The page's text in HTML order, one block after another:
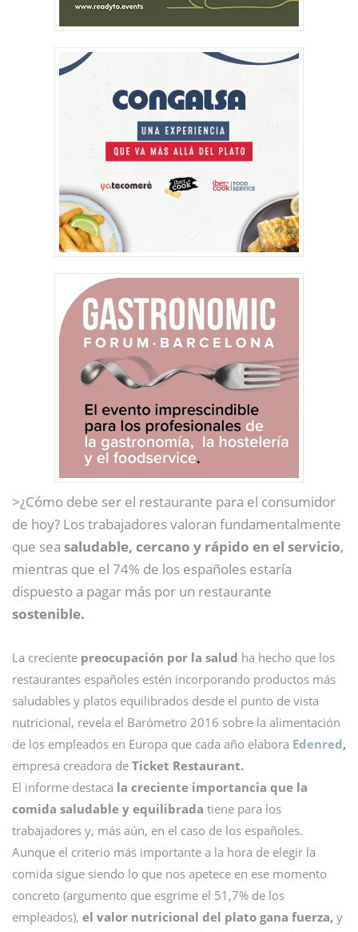
>¿Cómo debe ser el restaurante para el consumidor
de hoy? Los trabajadores valoran fundamentalmente
que sea saludable, cercano y rápido en el servicio,
mientras que el 74% de los españoles estaría
dispuesto a pagar más por un restaurante
sostenible.
La creciente preocupación por la salud ha hecho que los
restaurantes españoles estén incorporando productos más
saludables y platos equilibrados desde el punto de vista
nutricional, revela el Barómetro 2016 sobre la alimentación
de los empleados en Europa que cada año elabora Edenred,
empresa creadora de Ticket Restaurant.
El informe destaca la creciente importancia que la
comida saludable y equilibrada tiene para los
trabajadores y, más aún, en el caso de los españoles.
Aunque el criterio más importante a la hora de elegir la
comida sigue siendo lo que nos apetece en ese momento
concreto (argumento que esgrime el 51,7% de los
empleados), el valor nutricional del plato gana fuerza, y